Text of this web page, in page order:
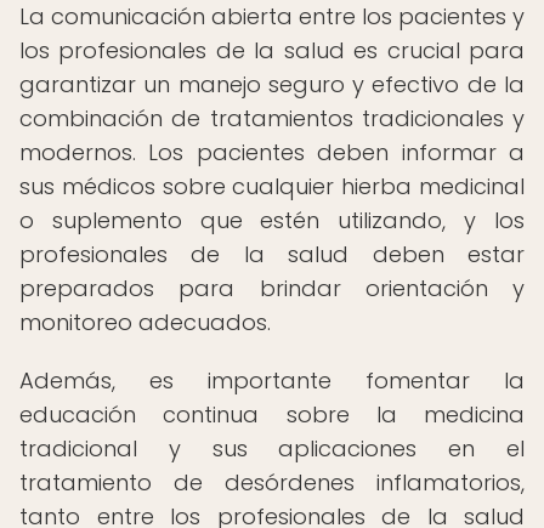
La comunicación abierta entre los pacientes y
los profesionales de la salud es crucial para
garantizar un manejo seguro y efectivo de la
combinación de tratamientos tradicionales y
modernos. Los pacientes deben informar a
sus médicos sobre cualquier hierba medicinal
o suplemento que estén utilizando, y los
profesionales de la salud deben estar
preparados para brindar orientación y
monitoreo adecuados.
Además, es importante fomentar la
educación continua sobre la medicina
tradicional y sus aplicaciones en el
tratamiento de desórdenes inflamatorios,
tanto entre los profesionales de la salud